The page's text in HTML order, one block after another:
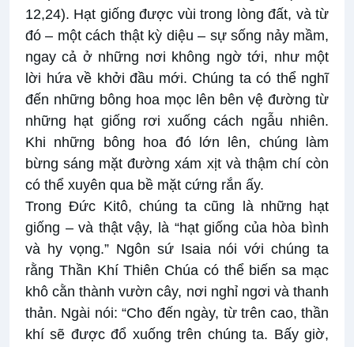
12,24). Hạt giống được vùi trong lòng đất, và từ
đó – một cách thật kỳ diệu – sự sống nảy mầm,
ngay cả ở những nơi không ngờ tới, như một
lời hứa về khởi đầu mới. Chúng ta có thể nghĩ
đến những bông hoa mọc lên bên vệ đường từ
những hạt giống rơi xuống cách ngẫu nhiên.
Khi những bông hoa đó lớn lên, chúng làm
bừng sáng mặt đường xám xịt và thậm chí còn
có thể xuyên qua bề mặt cứng rắn ấy.
Trong Đức Kitô, chúng ta cũng là những hạt
giống – và thật vậy, là “hạt giống của hòa bình
và hy vọng.” Ngôn sứ Isaia nói với chúng ta
rằng Thần Khí Thiên Chúa có thể biến sa mạc
khô cằn thành vườn cây, nơi nghỉ ngơi và thanh
thản. Ngài nói: “Cho đến ngày, từ trên cao, thần
khí sẽ được đổ xuống trên chúng ta. Bấy giờ,